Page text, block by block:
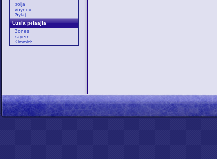
troija
Voynov
Gylaj
Uusia pelaajia
Bones
kayern
Kimmich